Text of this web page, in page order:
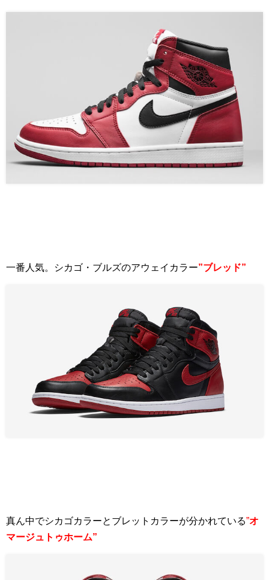
一番人気。シカゴ・ブルズのアウェイカラー”ブレッド”
真ん中でシカゴカラーとブレットカラーが分かれている”オ
マージュトゥホーム”